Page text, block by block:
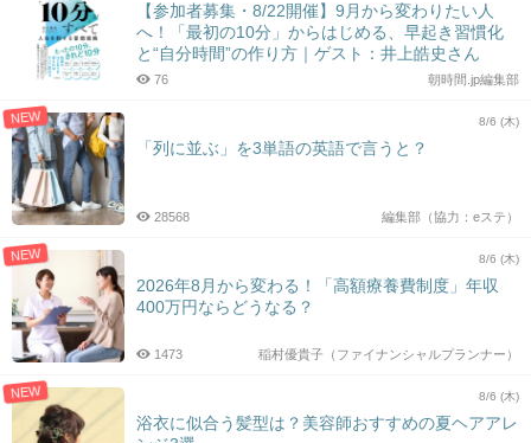
【参加者募集・8/22開催】9月から変わりたい人
へ！「最初の10分」からはじめる、早起き習慣化
と“自分時間”の作り方｜ゲスト：井上皓史さん
朝時間.jp編集部
76
NEW 8/6 (木)
「列に並ぶ」を3単語の英語で言うと？
編集部（協力：eステ）
28568
NEW 8/6 (木)
2026年8月から変わる！「高額療養費制度」年収
400万円ならどうなる？
稲村優貴子（ファイナンシャルプランナー）
1473
NEW 8/6 (木)
浴衣に似合う髪型は？美容師おすすめの夏ヘアアレ